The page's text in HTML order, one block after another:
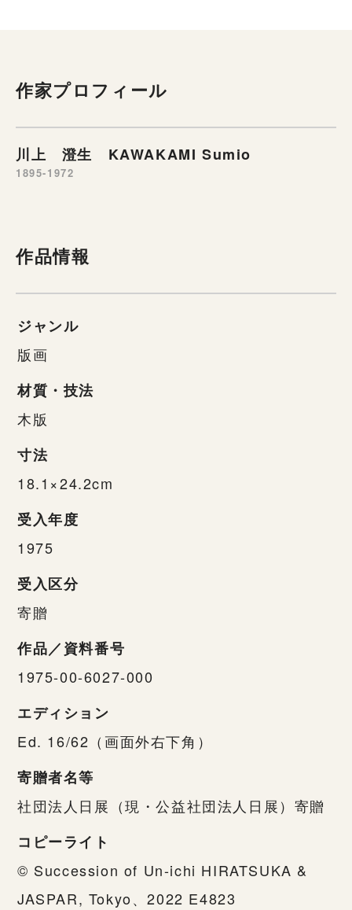
作家プロフィール
川上 澄生 KAWAKAMI Sumio
1895-1972
作品情報
ジャンル
版画
材質・技法
木版
寸法
18.1×24.2cm
受入年度
1975
受入区分
寄贈
作品／資料番号
1975-00-6027-000
エディション
Ed. 16/62（画面外右下角）
寄贈者名等
社団法人日展（現・公益社団法人日展）寄贈
コピーライト
© Succession of Un-ichi HIRATSUKA &
JASPAR, Tokyo、2022 E4823